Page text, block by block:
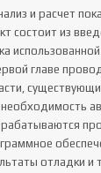
и расчет
состоит из
главе
отладки и